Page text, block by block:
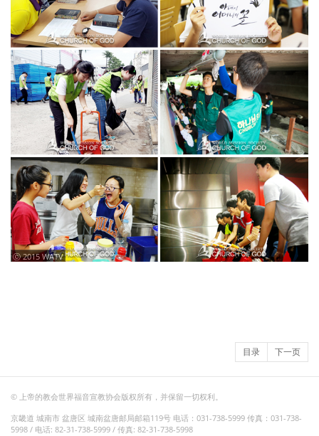
ⓒ 2015 WATV
目录 下一页
© 上帝的教会世界福音宣教协会版权所有，并保留一切权利。
京畿道 城南市 盆唐区 城南盆唐邮局邮箱119号 电话：031-738-5999 传真：031-738-
5998 / 电话: 82-31-738-5999 / 传真: 82-31-738-5998